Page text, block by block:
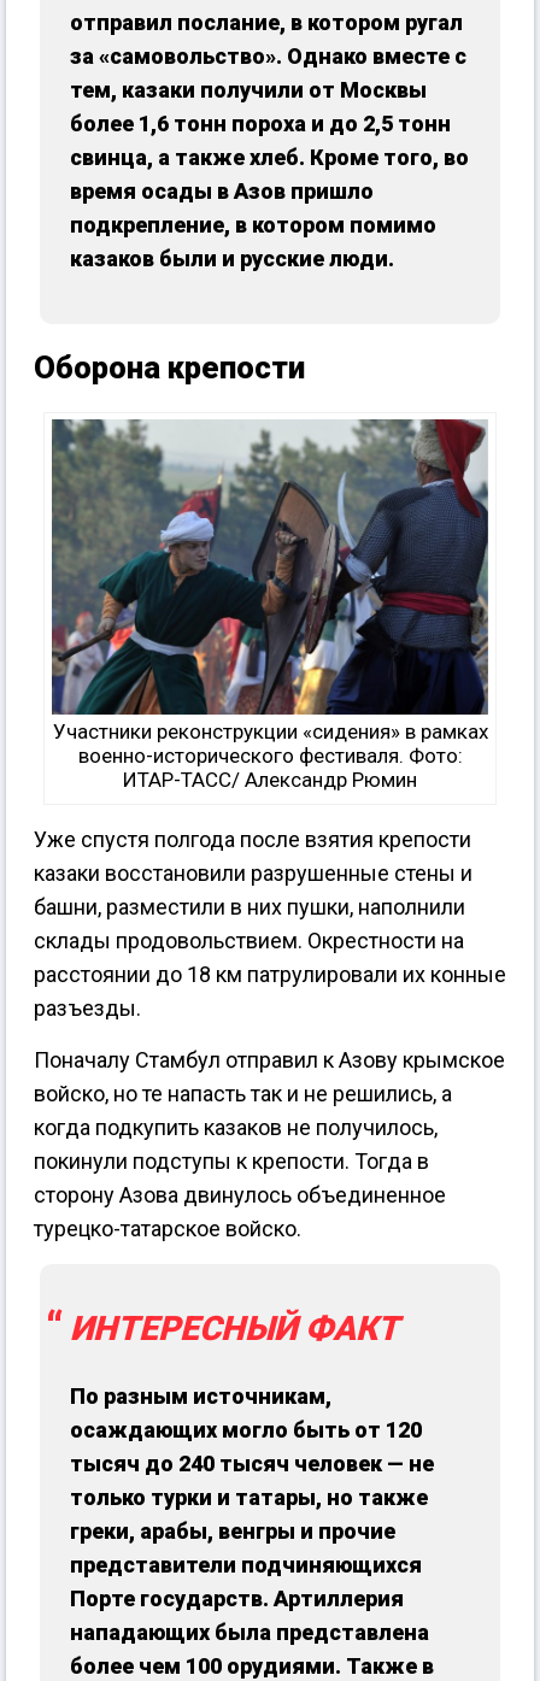
отправил послание, в котором ругал
за «самовольство». Однако вместе с
тем, казаки получили от Москвы
более 1,6 тонн пороха и до 2,5 тонн
свинца, а также хлеб. Кроме того, во
время осады в Азов пришло
подкрепление, в котором помимо
казаков были и русские люди.
Оборона крепости
Участники реконструкции «сидения» в рамках
военно-исторического фестиваля. Фото:
ИТАР-ТАСС/ Александр Рюмин
Уже спустя полгода после взятия крепости
казаки восстановили разрушенные стены и
башни, разместили в них пушки, наполнили
склады продовольствием. Окрестности на
расстоянии до 18 км патрулировали их конные
разъезды.
Поначалу Стамбул отправил к Азову крымское
войско, но те напасть так и не решились, а
когда подкупить казаков не получилось,
покинули подступы к крепости. Тогда в
сторону Азова двинулось объединенное
турецко-татарское войско.
ИНТЕРЕСНЫЙ ФАКТ
По разным источникам,
осаждающих могло быть от 120
тысяч до 240 тысяч человек — не
только турки и татары, но также
греки, арабы, венгры и прочие
представители подчиняющихся
Порте государств. Артиллерия
нападающих была представлена
более чем 100 орудиями. Также в